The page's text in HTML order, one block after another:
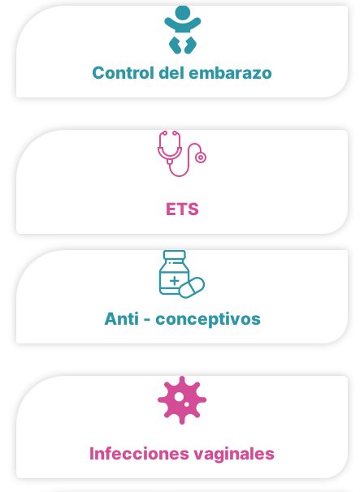
Control del embarazo
ETS
Anti - conceptivos
Infecciones vaginales